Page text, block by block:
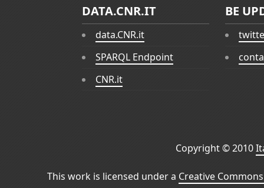
DATA.CNR.IT
data.CNR.it
SPARQL Endpoint
CNR.it
BE
Copyright © 2010
This work is licensed under a Creative